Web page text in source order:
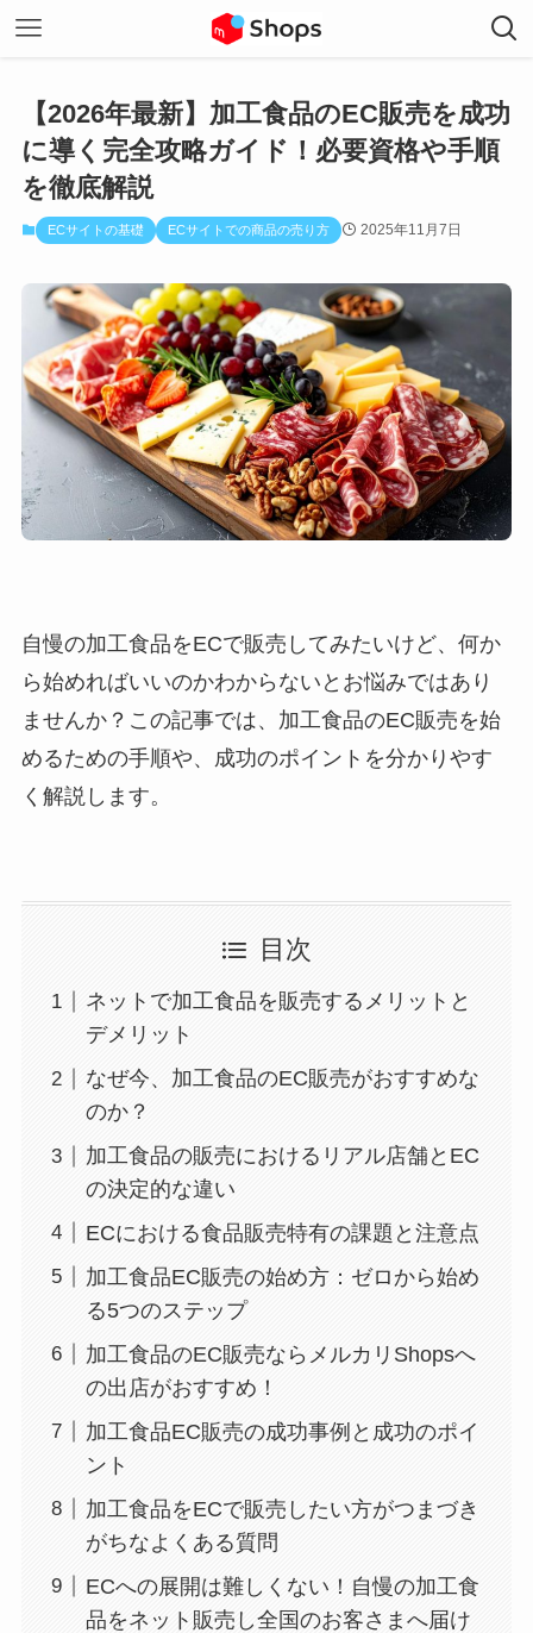
【2026年最新】加工食品のEC販売を成功
に導く完全攻略ガイド！必要資格や手順
を徹底解説
ECサイトの基礎 ECサイトでの商品の売り方 2025年11月7日
自慢の加工食品をECで販売してみたいけど、何か
ら始めればいいのかわからないとお悩みではあり
ませんか？この記事では、加工食品のEC販売を始
めるための手順や、成功のポイントを分かりやす
く解説します。
目次
ネットで加工食品を販売するメリットと
デメリット
なぜ今、加工食品のEC販売がおすすめな
のか？
加工食品の販売におけるリアル店舗とEC
の決定的な違い
ECにおける食品販売特有の課題と注意点
加工食品EC販売の始め方：ゼロから始め
る5つのステップ
加工食品のEC販売ならメルカリShopsへ
の出店がおすすめ！
加工食品EC販売の成功事例と成功のポイ
ント
加工食品をECで販売したい方がつまづき
がちなよくある質問
ECへの展開は難しくない！自慢の加工食
品をネット販売し全国のお客さまへ届け